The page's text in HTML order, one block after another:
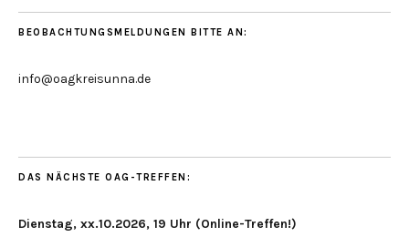
BEOBACHTUNGSMELDUNGEN BITTE AN:
info@oagkreisunna.de
DAS NÄCHSTE OAG-TREFFEN:
Dienstag, xx.10.2026, 19 Uhr (Online-Treffen!)